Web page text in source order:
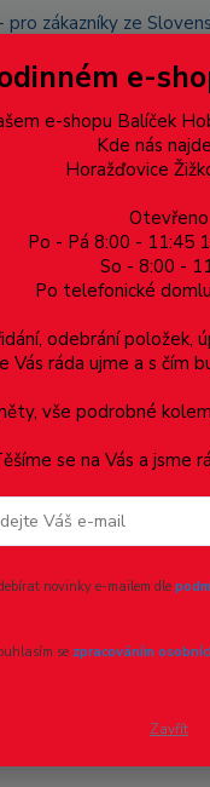
zákazníky ze
bude po
na blacklist a rušeny
upomínkové
- 13 %
e-
e-shopu Balíček
Kde nás
Horažďovice
Otevřeno
Po - Pá 8:00 - 11:45
So - 8:00 -
Po telefonické
odebrání položek,
Vás ráda ujme a s čím
vše podrobné
se na Vás a jsme
novinky e-mailem dle
se zpracováním
Zavřít